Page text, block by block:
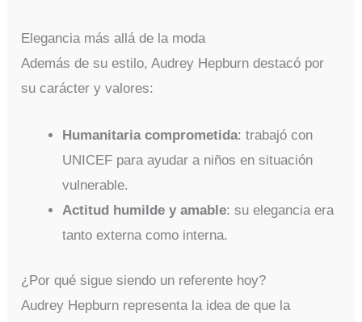
Elegancia más allá de la moda
Además de su estilo, Audrey Hepburn destacó por
su carácter y valores:
Humanitaria comprometida: trabajó con
UNICEF para ayudar a niños en situación
vulnerable.
Actitud humilde y amable: su elegancia era
tanto externa como interna.
¿Por qué sigue siendo un referente hoy?
Audrey Hepburn representa la idea de que la